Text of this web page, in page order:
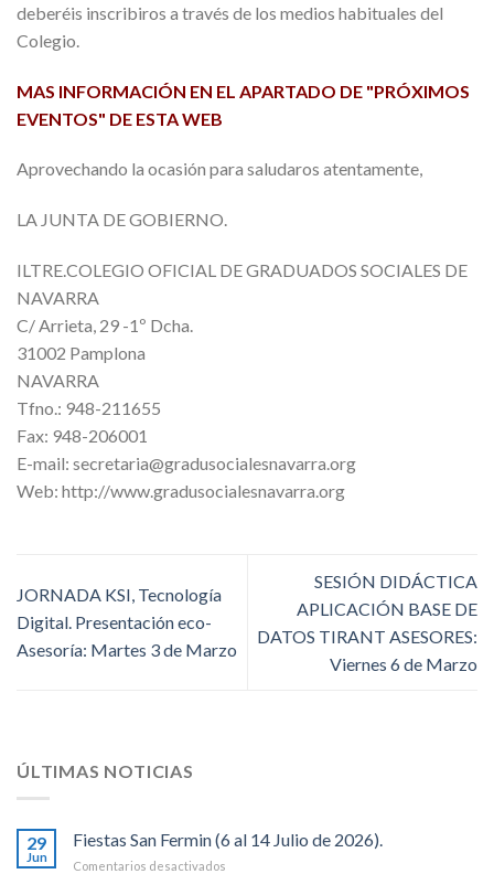
deberéis inscribiros a través de los medios habituales del
Colegio.
MAS INFORMACIÓN EN EL APARTADO DE "PRÓXIMOS
EVENTOS" DE ESTA WEB
Aprovechando la ocasión para saludaros atentamente,
LA JUNTA DE GOBIERNO.
ILTRE.COLEGIO OFICIAL DE GRADUADOS SOCIALES DE
NAVARRA
C/ Arrieta, 29 -1º Dcha.
31002 Pamplona
NAVARRA
Tfno.: 948-211655
Fax: 948-206001
E-mail: secretaria@gradusocialesnavarra.org
Web: http://www.gradusocialesnavarra.org
JORNADA KSI, Tecnología
Digital. Presentación eco-
Asesoría: Martes 3 de Marzo
SESIÓN DIDÁCTICA
APLICACIÓN BASE DE
DATOS TIRANT ASESORES:
Viernes 6 de Marzo
ÚLTIMAS NOTICIAS
29
Jun
Fiestas San Fermin (6 al 14 Julio de 2026).
Comentarios desactivados